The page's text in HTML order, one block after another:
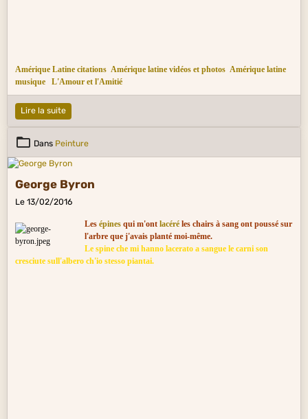
Amérique Latine citations Amérique latine vidéos et photos Amérique latine
musique
L'Amour et l'Amitié
Lire la suite
Dans Peinture
George Byron
Le 13/02/2016
Les épinesqui m'ont lacéréles chairs à sang ont poussé sur
l'arbre que j'avais planté moi-même.
Le spine che mi hanno lacerato a sangue le carni son
cresciute sull'albero ch'io stesso piantai.